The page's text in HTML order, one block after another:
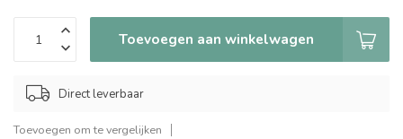
Toevoegen aan winkelwagen
Direct leverbaar
Toevoegen om te vergelijken